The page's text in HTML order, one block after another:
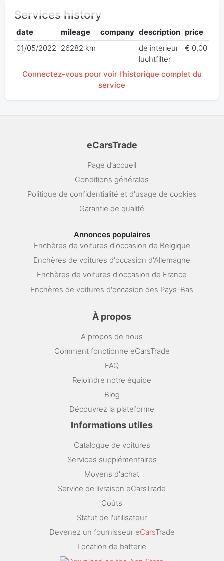
Services history
date mileage company description price
01/05/2022 26282 km
de interieur
luchtfilter
€ 0,00
Connectez-vous pour voir l'historique complet du
service
eCarsTrade
Page d’accueil
Conditions générales
Politique de confidentialité et d'usage de cookies
Garantie de qualité
Annonces populaires
Enchères de voitures d'occasion de Belgique
Enchères de voitures d'occasion d'Allemagne
Enchères de voitures d'occasion de France
Enchères de voitures d'occasion des Pays-Bas
À propos
A propos de nous
Comment fonctionne eCarsTrade
FAQ
Rejoindre notre équipe
Blog
Découvrez la plateforme
Informations utiles
Catalogue de voitures
Services supplémentaires
Moyens d'achat
Service de livraison eCarsTrade
Coûts
Statut de l'utilisateur
Devenez un fournisseur eCarsTrade
Location de batterie